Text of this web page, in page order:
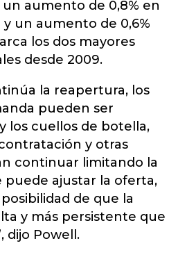
aumento de 0,8% en
y un aumento de 0,6%
los dos mayores
desde 2009.
la reapertura, los
pueden ser
los cuellos de botella,
y otras
continuar limitando la
puede ajustar la oferta,
de que la
y más persistente que
dijo Powell.